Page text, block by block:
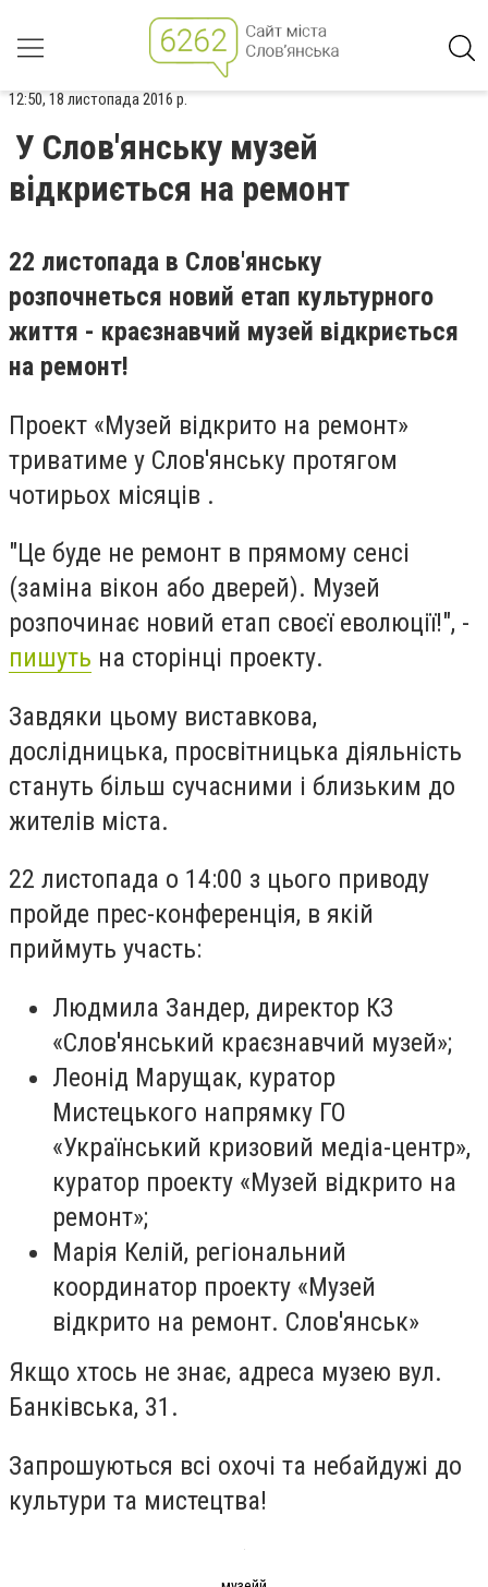
12:50, 18 листопада 2016 р.
У Слов'янську музей
відкриється на ремонт
22 листопада в Слов'янську
розпочнеться новий етап культурного
життя - краєзнавчий музей відкриється
на ремонт!
Проект «Музей відкрито на ремонт»
триватиме у Слов'янську протягом
чотирьох місяців .
"Це буде не ремонт в прямому сенсі
(заміна вікон або дверей). Музей
розпочинає новий етап своєї еволюції!", -
пишуть на сторінці проекту.
Завдяки цьому виставкова,
дослідницька, просвітницька діяльність
стануть більш сучасними і близьким до
жителів міста.
22 листопада о 14:00 з цього приводу
пройде прес-конференція, в якій
приймуть участь:
Людмила Зандер, директор КЗ
«Слов'янський краєзнавчий музей»;
Леонід Марущак, куратор
Мистецького напрямку ГО
«Український кризовий медіа-центр»,
куратор проекту «Музей відкрито на
ремонт»;
Марія Келій, регіональний
координатор проекту «Музей
відкрито на ремонт. Слов'янськ»
Якщо хтось не знає, адреса музею вул.
Банківська, 31.
Запрошуються всі охочі та небайдужі до
культури та мистецтва!